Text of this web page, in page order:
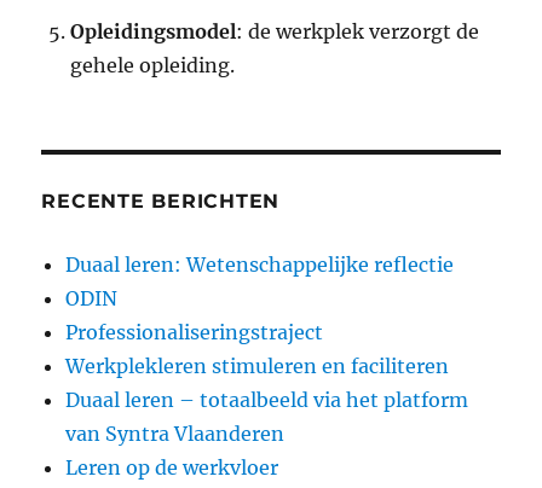
Opleidingsmodel: de werkplek verzorgt de
gehele opleiding.
RECENTE BERICHTEN
Duaal leren: Wetenschappelijke reflectie
ODIN
Professionaliseringstraject
Werkplekleren stimuleren en faciliteren
Duaal leren – totaalbeeld via het platform
van Syntra Vlaanderen
Leren op de werkvloer